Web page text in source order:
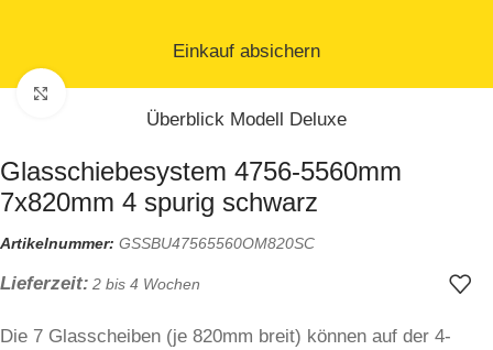
Zum Vergrößern klicken
Einkauf absichern
Überblick Modell Deluxe
Glasschiebesystem 4756-5560mm
7x820mm 4 spurig schwarz
Artikelnummer: GSSBU47565560OM820SC
Lieferzeit: 2 bis 4 Wochen
Die 7 Glasscheiben (je 820mm breit) können auf der 4-